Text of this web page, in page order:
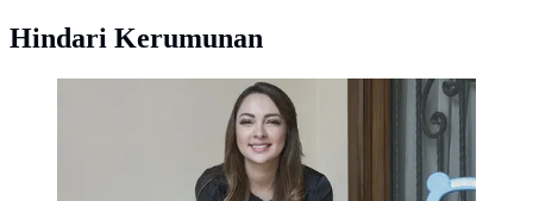
Hindari Kerumunan
Reisa Broto Asmoro soal liburan (Fimela.com/Daniel